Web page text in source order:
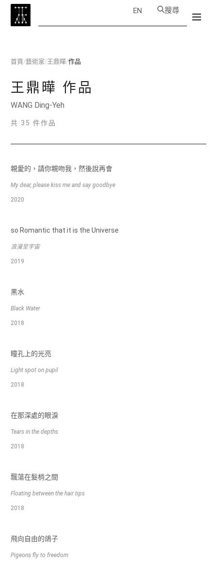
EN 搜尋
首頁/藝術家/王鼎曄/作品
王鼎曄 作品
WANG Ding-Yeh
共 35 件作品
親愛的，請你親吻我，然後說再會
My dear, please kiss me and say goodbye
2020
so Romantic that it is the Universe
浪漫至宇宙
2019
黑水
Black Water
2018
瞳孔上的光亮
Light spot on pupil
2018
在那深處的眼淚
Tears in the depths
2018
飄蕩在髮梢之間
Floating between the hair tips
2018
飛向自由的鴿子
Pigeons fly to freedom